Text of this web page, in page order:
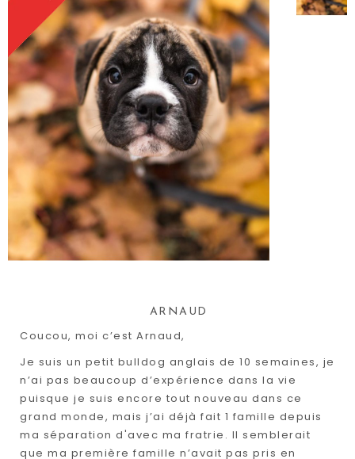
ARNAUD
Coucou, moi c’est Arnaud,
Je suis un petit bulldog anglais de 10 semaines, je
n’ai pas beaucoup d’expérience dans la vie
puisque je suis encore tout nouveau dans ce
grand monde, mais j’ai déjà fait 1 famille depuis
ma séparation d'avec ma fratrie. Il semblerait
que ma première famille n’avait pas pris en